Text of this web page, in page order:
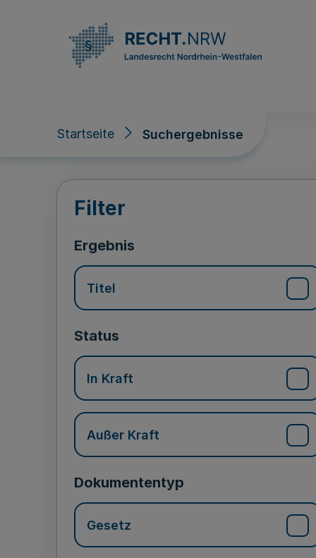
Startseite Suchergebnisse
Suchergebnisse
Filter
Ergebnis
Titel
Status
In Kraft
Außer Kraft
Dokumententyp
Gesetz